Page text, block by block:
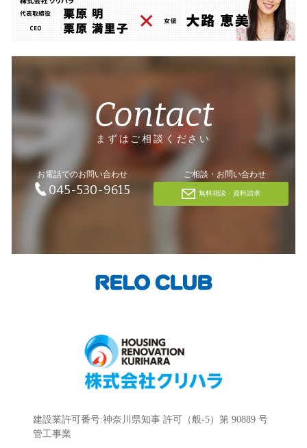
Contact
まずはご相談ください
お電話でのお問い合わせ
045-530-9615
ご相談・お問い合わせ
無料相談・資料請求
建設業許可番号:神奈川県知事 許可（般-5）第 90889 号
管工事業